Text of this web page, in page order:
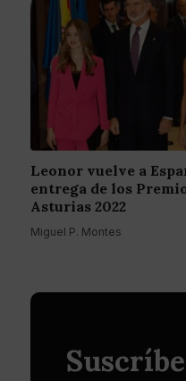
Leonor vuelve a
entrega de los
Asturias 2022
Miguel P. Montes